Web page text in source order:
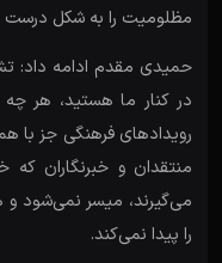
مظلومیت را به شکل
حمیدی مقدم ادامه داد:
در کنار ما هستید، هر
رویدادهای فرهنگی جز با
منتقدان و خبرنگاران
می‌گیرند، میسر نمی‌شود و
را پیدا نمی‌کند.